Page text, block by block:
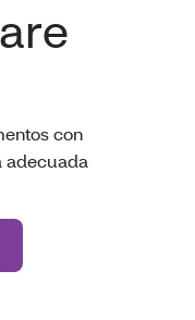
con
adecuada